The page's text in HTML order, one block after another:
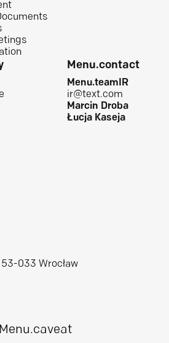
Menu.contact
Menu.teamIR
ir@text.com
Marcin Droba
Łucja Kaseja
033 Wrocław
Menu.caveat